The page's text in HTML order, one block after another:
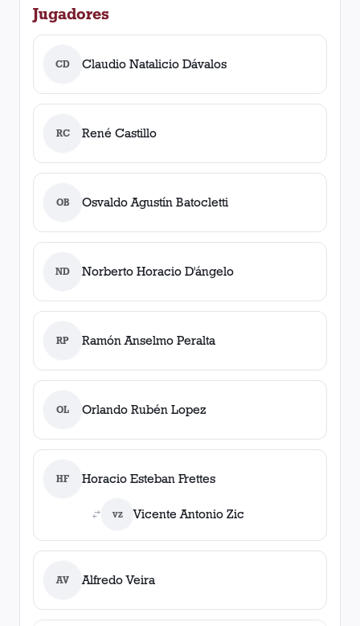
Jugadores
CD Claudio Natalicio Dávalos
RC René Castillo
OB Osvaldo Agustín Batocletti
ND Norberto Horacio D'ángelo
RP Ramón Anselmo Peralta
OL Orlando Rubén Lopez
HF Horacio Esteban Frettes
VZ Vicente Antonio Zic
AV Alfredo Veira